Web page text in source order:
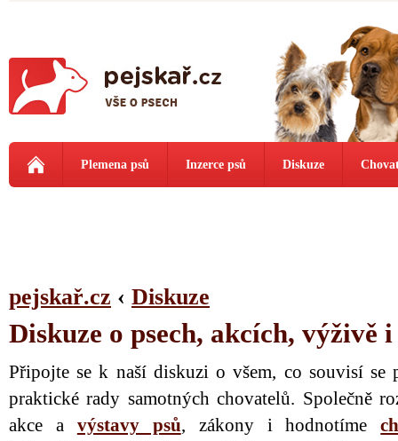
Plemena psů Inzerce psů Diskuze
pejskař.cz ‹ Diskuze
Diskuze o psech, akcích, výživě
Připojte se k naší diskuzi o všem, co souvisí se
praktické rady samotných chovatelů. Společně
akce a výstavy psů, zákony i hodnotíme